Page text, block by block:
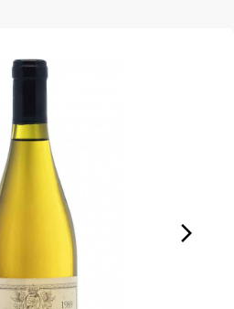
arrow_forward_ios